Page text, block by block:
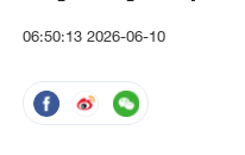
06:50:13 2026-06-10